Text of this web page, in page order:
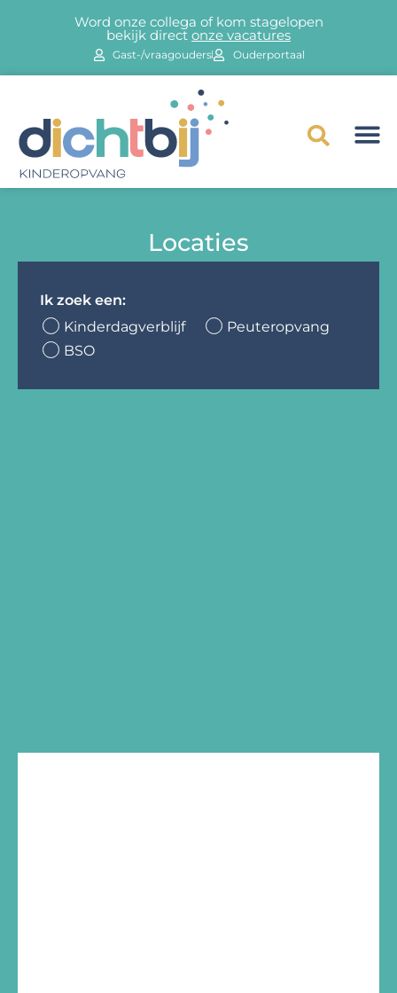
Word onze collega of kom stagelopen
bekijk direct onze vacatures
Gast-/vraagouders Ouderportaal
Locaties
Ik zoek een:
Kinderdagverblijf
Peuteropvang
BSO